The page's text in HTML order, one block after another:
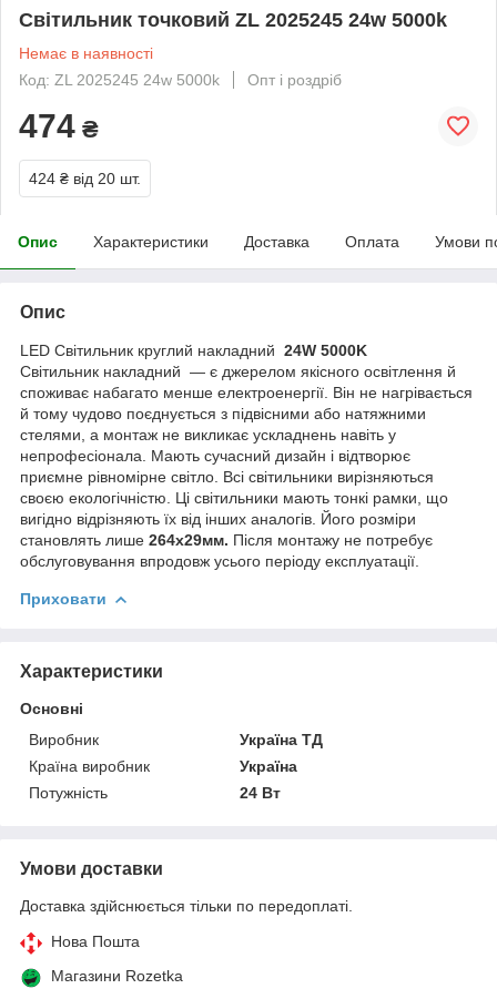
Світильник точковий ZL 2025245 24w 5000k
Немає в наявності
Код: ZL 2025245 24w 5000k
Опт і роздріб
474 ₴
424 ₴ від 20 шт.
Опис Характеристики Доставка Оплата Умови
Опис
LED Світильник круглий накладний 24W 5000K
Світильник накладний — є джерелом якісного освітлення й
споживає набагато менше електроенергії. Він не нагрівається
й тому чудово поєднується з підвісними або натяжними
стелями, а монтаж не викликає ускладнень навіть у
непрофесіонала. Мають сучасний дизайн і відтворює
приємне рівномірне світло. Всі світильники вирізняються
своєю екологічністю. Ці світильники мають тонкі рамки, що
вигідно відрізняють їх від інших аналогів. Його розміри
становлять лише 264x29мм. Після монтажу не потребує
обслуговування впродовж усього періоду експлуатації.
Приховати
Характеристики
Основні
Виробник
Україна ТД
Країна виробник
Україна
Потужність
24 Вт
Умови доставки
Доставка здійснюється тільки по передоплаті.
Нова Пошта
Магазини Rozetka